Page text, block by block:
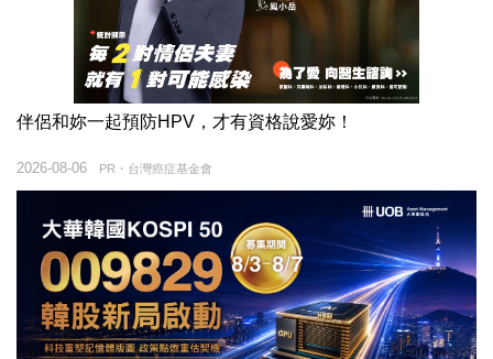
伴侶和妳一起預防HPV，才有資格說愛妳！
PR・台灣癌症基金會
2026-08-06